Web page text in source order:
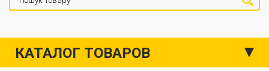
КАТАЛОГ ТОВАРОВ